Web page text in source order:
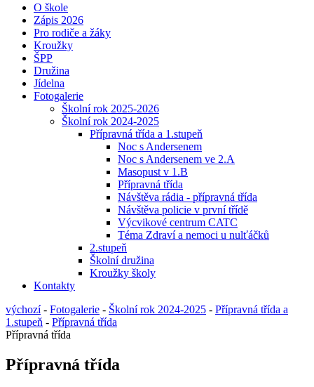
O škole
Zápis 2026
Pro rodiče a žáky
Kroužky
ŠPP
Družina
Jídelna
Fotogalerie
Školní rok 2025-2026
Školní rok 2024-2025
Přípravná třída a 1.stupeň
Noc s Andersenem
Noc s Andersenem ve 2.A
Masopust v 1.B
Přípravná třída
Návštěva rádia - přípravná třída
Návštěva policie v první třídě
Výcvikové centrum CATC
Téma Zdraví a nemoci u nulťáčků
2.stupeň
Školní družina
Kroužky školy
Kontakty
výchozí- Fotogalerie - Školní rok 2024-2025 - Přípravná třída a
1.stupeň - Přípravná třída
Přípravná třída
Přípravná třída